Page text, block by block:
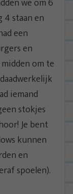
staan en
een
en
om te
iemand
stokjes
Je bent
kunnen
en
spoelen).